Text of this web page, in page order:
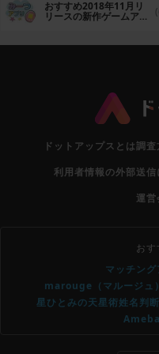
おすすめ2018年11月リ
リースの新作ゲームアプ
ドットアップスとは調査
利用者情報の外部送信
運営
お
マッチング
marouge（マルージュ
星ひとみの天星術姓名判断